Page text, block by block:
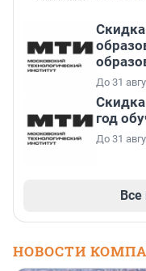
До 31
год
До 31
НОВОСТИ